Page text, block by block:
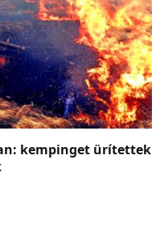
kempinget ürítettek